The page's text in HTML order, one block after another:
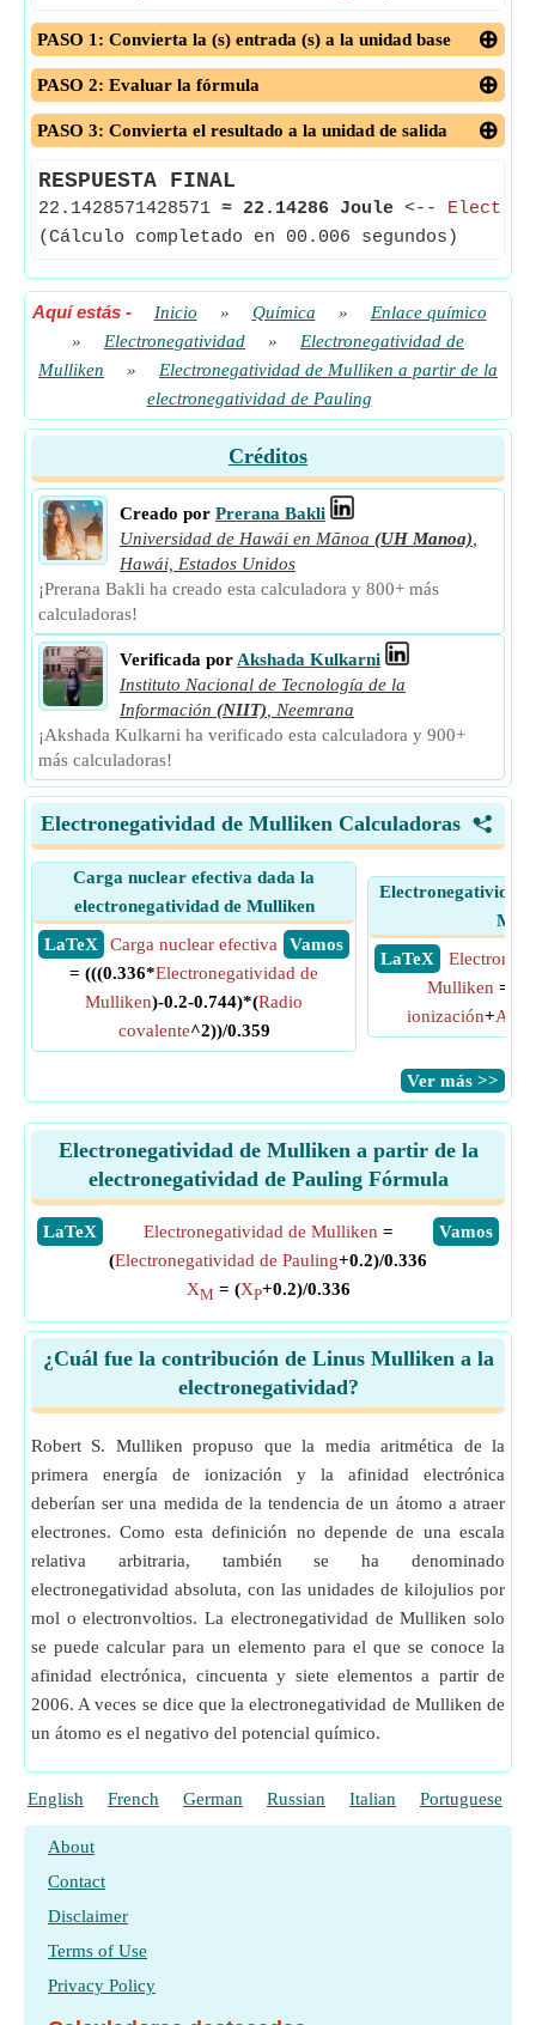
PASO 1: Convierta la (s) entrada (s) a la unidad base
PASO 2: Evaluar la fórmula
PASO 3: Convierta el resultado a la unidad de salida
RESPUESTA FINAL
22.1428571428571 ≈ 22.14286 Joule <--
(Cálculo completado en 00.006 segundos)
Aquí estás- Inicio » Química »
Enlace químico
»
Electronegatividad »
Electronegatividad de
Mulliken
»
Electronegatividad de Mulliken a partir de la
electronegatividad de Pauling
Créditos
Creado por Prerana Bakli
Universidad de Hawái en Mānoa (UH Manoa)
Hawái, Estados Unidos
¡Prerana Bakli ha creado esta calculadora y 800+ más
calculadoras!
Verificada por Akshada Kulkarni
Instituto Nacional de Tecnología de la
Información (NIIT)
Neemrana
¡Akshada Kulkarni ha verificado esta calculadora y 900+
más calculadoras!
<
Electronegatividad de Mulliken Calculadoras
Carga nuclear efectiva dada la
electronegatividad de Mulliken
​ LaTeX
​ Vamos
Carga nuclear efectiva
= (((0.336*Electronegatividad de
Mulliken)-0.2-0.744)*(Radio
covalente^2))/0.359
Electronegatividad
​ LaTeX
Mulliken =
ionización+
​Ver más >>
Electronegatividad de Mulliken a partir de la
electronegatividad de Pauling Fórmula
​LaTeX ​Vamos
Electronegatividad de Mulliken =
(Electronegatividad de Pauling+0.2)/0.336
XM = (XP+0.2)/0.336
¿Cuál fue la contribución de Linus Mulliken a la
electronegatividad?
Robert S. Mulliken propuso que la media aritmética de la
primera energía de ionización y la afinidad electrónica
deberían ser una medida de la tendencia de un átomo a atraer
electrones. Como esta definición no depende de una escala
relativa arbitraria, también se ha denominado
electronegatividad absoluta, con las unidades de kilojulios por
mol o electronvoltios. La electronegatividad de Mulliken solo
se puede calcular para un elemento para el que se conoce la
afinidad electrónica, cincuenta y siete elementos a partir de
2006. A veces se dice que la electronegatividad de Mulliken de
un átomo es el negativo del potencial químico.
English French German Russian Italian Portuguese
About
Contact
Disclaimer
Terms of Use
Privacy Policy